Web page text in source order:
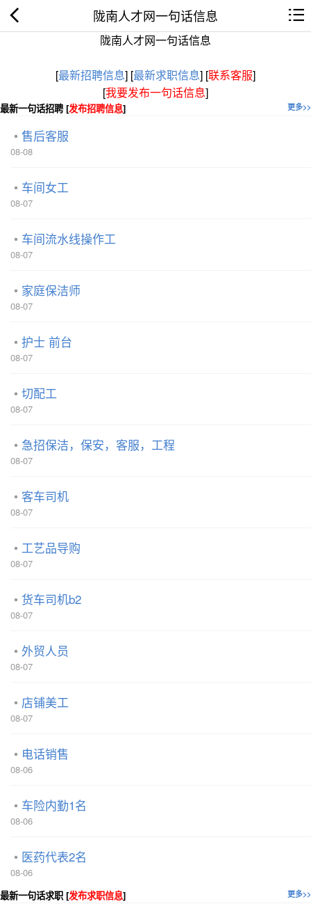
陇南人才网一句话信息
陇南人才网一句话信息
[最新招聘信息] [最新求职信息] [联系客服]
[我要发布一句话信息]
更多>>
最新一句话招聘 [发布招聘信息]
售后客服
08-08
车间女工
08-07
车间流水线操作工
08-07
家庭保洁师
08-07
护士 前台
08-07
切配工
08-07
急招保洁，保安，客服，工程
08-07
客车司机
08-07
工艺品导购
08-07
货车司机b2
08-07
外贸人员
08-07
店铺美工
08-07
电话销售
08-06
车险内勤1名
08-06
医药代表2名
08-06
更多>>
最新一句话求职 [发布求职信息]